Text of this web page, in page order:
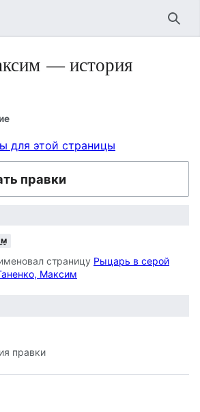
— история
для этой страницы
правки
м
страницу Рыцарь в серой
Максим
правки